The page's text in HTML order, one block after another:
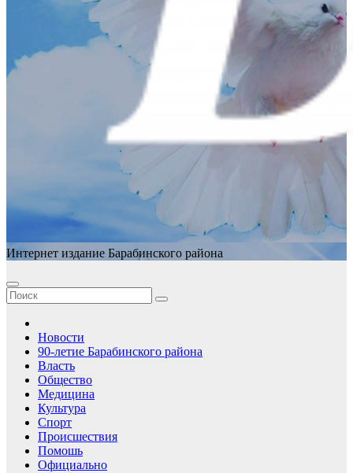
Интернет издание Барабинского района
Новости
90-летие Барабинского района
Власть
Общество
Медицина
Культура
Спорт
Происшествия
Помошь
Официально